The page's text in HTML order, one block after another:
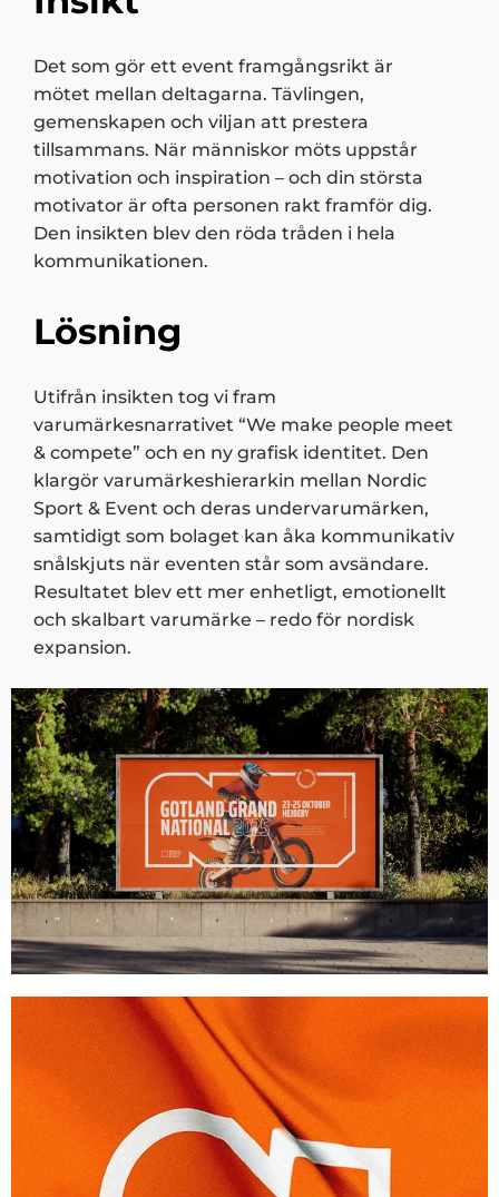
Det som gör ett event framgångsrikt är
mötet mellan deltagarna. Tävlingen,
gemenskapen och viljan att prestera
tillsammans. När människor möts uppstår
motivation och inspiration – och din största
motivator är ofta personen rakt framför dig.
Den insikten blev den röda tråden i hela
kommunikationen.
Lösning
Utifrån insikten tog vi fram
varumärkesnarrativet “We make people meet
& compete” och en ny grafisk identitet. Den
klargör varumärkeshierarkin mellan Nordic
Sport & Event och deras undervarumärken,
samtidigt som bolaget kan åka kommunikativ
snålskjuts när eventen står som avsändare.
Resultatet blev ett mer enhetligt, emotionellt
och skalbart varumärke – redo för nordisk
expansion.